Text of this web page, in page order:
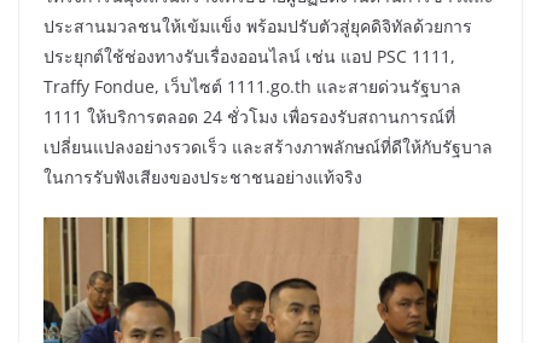
ประสานมวลชนให้เข้มแข็ง พร้อมปรับตัวสู่ยุคดิจิทัลด้วยการ
ประยุกต์ใช้ช่องทางรับเรื่องออนไลน์ เช่น แอป PSC 1111,
Traffy Fondue, เว็บไซต์ 1111.go.th และสายด่วนรัฐบาล
1111 ให้บริการตลอด 24 ชั่วโมง เพื่อรองรับสถานการณ์ที่
เปลี่ยนแปลงอย่างรวดเร็ว และสร้างภาพลักษณ์ที่ดีให้กับรัฐบาล
ในการรับฟังเสียงของประชาชนอย่างแท้จริง